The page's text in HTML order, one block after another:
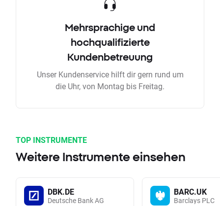
Mehrsprachige und
hochqualifizierte
Kundenbetreuung
Unser Kundenservice hilft dir gern rund um
die Uhr, von Montag bis Freitag.
TOP INSTRUMENTE
Weitere Instrumente einsehen
DBK.DE
Deutsche Bank AG
BARC.UK
Barclays PLC